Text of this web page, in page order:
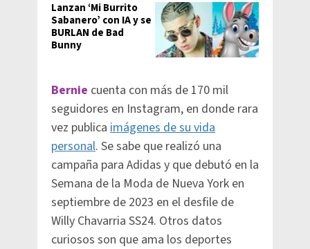
Lanzan ‘Mi Burrito
Sabanero’ con IA y se
BURLAN de Bad
Bunny
Bernie cuenta con más de 170 mil
seguidores en Instagram, en donde rara
vez publica imágenes de su vida
personal. Se sabe que realizó una
campaña para Adidas y que debutó en la
Semana de la Moda de Nueva York en
septiembre de 2023 en el desfile de
Willy Chavarria SS24. Otros datos
curiosos son que ama los deportes